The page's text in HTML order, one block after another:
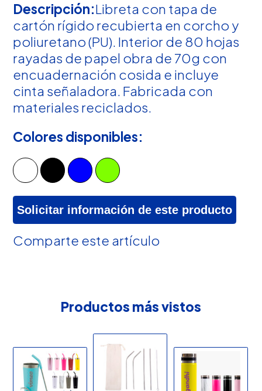
Descripción:Libreta con tapa de
cartón rígido recubierta en corcho y
poliuretano (PU). Interior de 80 hojas
rayadas de papel obra de 70g con
encuadernación cosida e incluye
cinta señaladora. Fabricada con
materiales reciclados.
Colores disponibles:
Solicitar información de este producto
Comparte este artículo
Productos más vistos